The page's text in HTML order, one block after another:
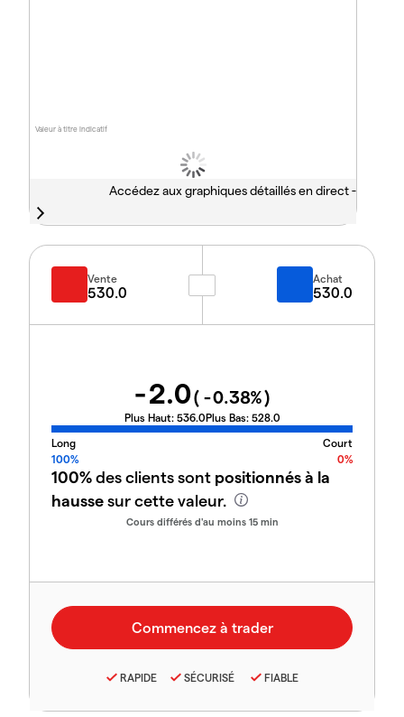
Valeur à titre indicatif
Accédez aux graphiques détaillés en direct -
Vente
530.0
Achat
530.0
-2.0( -0.38%)
Plus Haut: 536.0Plus Bas: 528.0
Long
Court
100%
0%
100%des clients sont positionnés à la
haussesur cette valeur.
Cours différés d'au moins 15 min
RAPIDE SÉCURISÉ FIABLE